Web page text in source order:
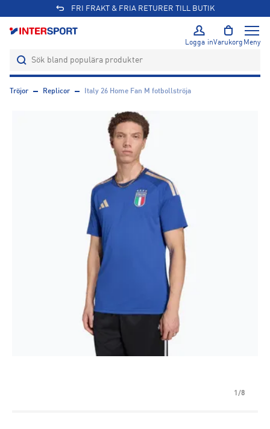
FRI FRAKT & FRIA RETURER TILL BUTIK
Logga inVarukorg Meny
Tröjor Replicor Italy 26 Home Fan M fotbollströja
1/8